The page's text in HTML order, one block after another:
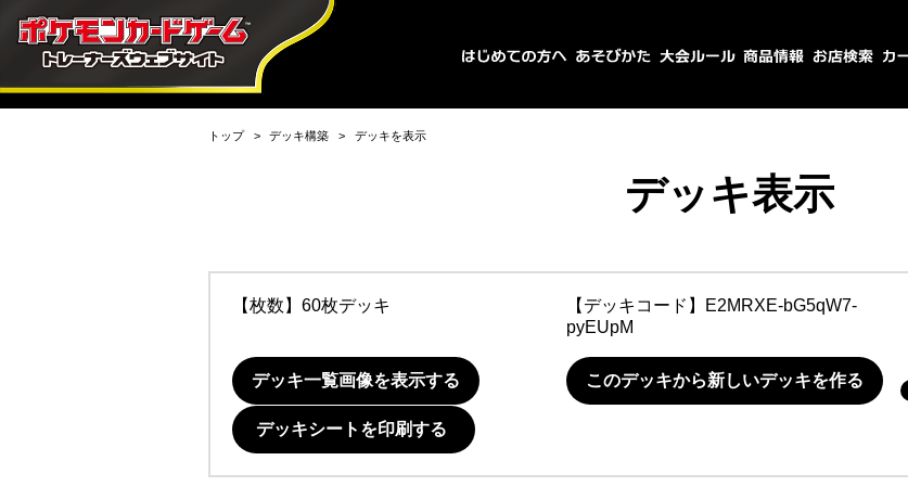
トップ デッキ構築 デッキを表示
デッキ表示
【枚数】60枚デッキ 【デッキコード】
E2MRXE-bG5qW7-
pyEUpM
デッキ一覧画像を表示する このデッキから新しいデッキを作る
デッキシートを印刷する